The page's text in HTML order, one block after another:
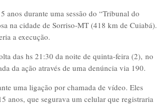
anos durante uma sessão do “Tribunal do
na cidade de Sorriso-MT (418 km de Cuiabá).
a execução.
das hs 21:30 da noite de quinta-feira (2), no
da ação através de uma denúncia via 190.
uma ligação por chamada de vídeo. Eles
anos, que segurava um celular que registraria